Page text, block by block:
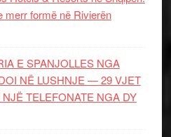
merr formë në Rivierën
E SPANJOLLES NGA
NË LUSHNJE — 29 VJET
TELEFONATE NGA DY